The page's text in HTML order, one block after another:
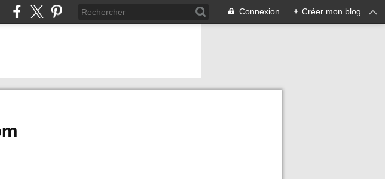
Connexion + Créer mon blog